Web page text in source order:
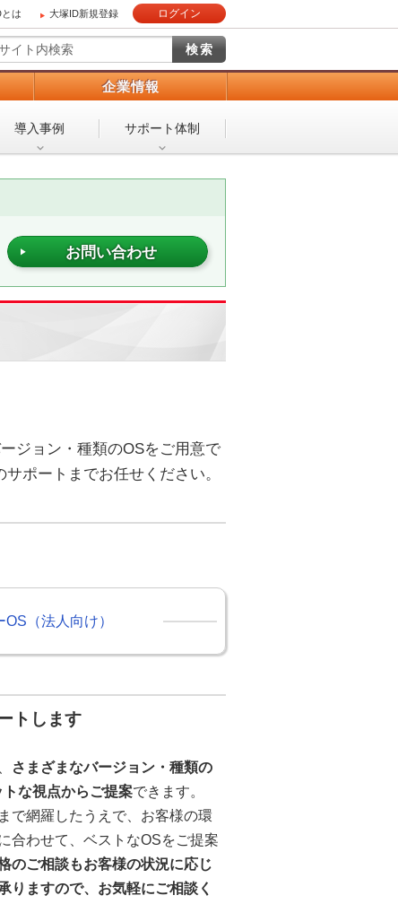
は 大塚ID新規登録 ログイン
企業情報
導入事例 サポート体制
お問い合わせ
ジョン・種類のOSをご用意で
ポートまでお任せください。
OS（法人向け）
トします
さまざまなバージョン・種類の
な視点からご提案できます。
で網羅したうえで、お客様の環
合わせて、ベストなOSをご提案
のご相談もお客様の状況に応じ
りますので、お気軽にご相談く